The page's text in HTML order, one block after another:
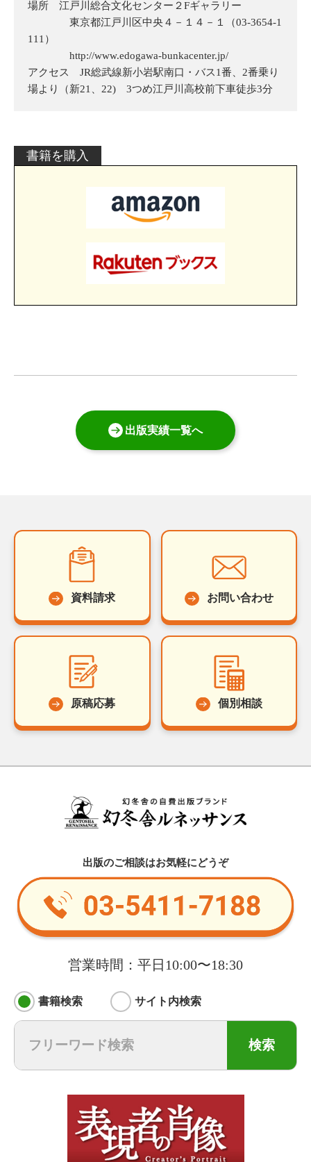
場所 江戸川総合文化センター２Fギャラリー
東京都江戸川区中央４－１４－１（03-3654-1
111）
http://www.edogawa-bunkacenter.jp/
アクセス JR総武線新小岩駅南口・バス1番、2番乗り
場より（新21、22) 3つめ江戸川高校前下車徒歩3分
書籍を購入
出版実績一覧へ
資料請求 お問い合わせ
原稿応募 個別相談
出版のご相談はお気軽にどうぞ
営業時間：平日10:00〜18:30
書籍検索 サイト内検索
検索